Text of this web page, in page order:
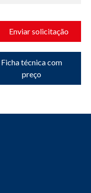
Enviar solicitação
Ficha técnica com
preço